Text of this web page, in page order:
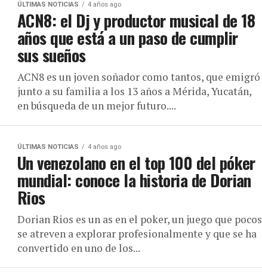
ÚLTIMAS NOTICIAS 4 años ago
ACN8: el Dj y productor musical de 18
años que está a un paso de cumplir
sus sueños
ACN8 es un joven soñador como tantos, que emigró
junto a su familia a los 13 años a Mérida, Yucatán,
en búsqueda de un mejor futuro....
ÚLTIMAS NOTICIAS 4 años ago
Un venezolano en el top 100 del póker
mundial: conoce la historia de Dorian
Rios
Dorian Rios es un as en el poker, un juego que pocos
se atreven a explorar profesionalmente y que se ha
convertido en uno de los...